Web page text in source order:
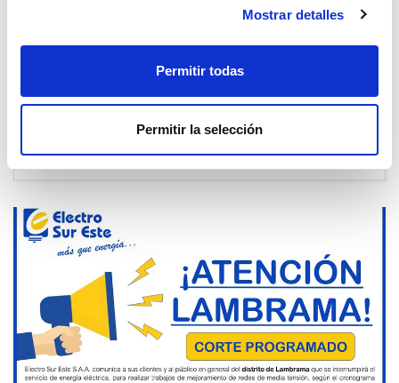
Mostrar detalles
Permitir todas
Permitir la selección
COMUNICADO - CORTE PROGRAMADO
DÍA JUEVES 25 DE SETIEMBRE -
Apurimac